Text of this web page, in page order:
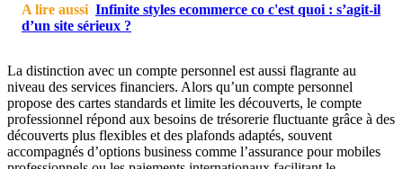
A lire aussi Infinite styles ecommerce co c'est quoi : s’agit-il
d’un site sérieux ?
La distinction avec un compte personnel est aussi flagrante au
niveau des services financiers. Alors qu’un compte personnel
propose des cartes standards et limite les découverts, le compte
professionnel répond aux besoins de trésorerie fluctuante grâce à des
découverts plus flexibles et des plafonds adaptés, souvent
accompagnés d’options business comme l’assurance pour mobiles